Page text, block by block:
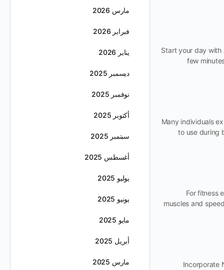
Start your day with
few
Many individuals
to use during
For fitness
muscles and
Incorporate
مارس 2026
فبراير 2026
يناير 2026
ديسمبر 2025
نوفمبر 2025
أكتوبر 2025
سبتمبر 2025
أغسطس 2025
يوليو 2025
يونيو 2025
مايو 2025
أبريل 2025
مارس 2025